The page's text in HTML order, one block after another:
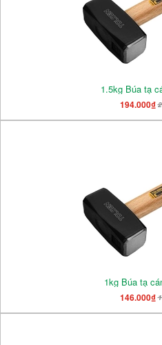
1.5kg Búa tạ
194.000₫
1kg Búa tạ
146.000₫